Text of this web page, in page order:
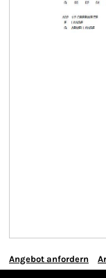
Angebot anfordern